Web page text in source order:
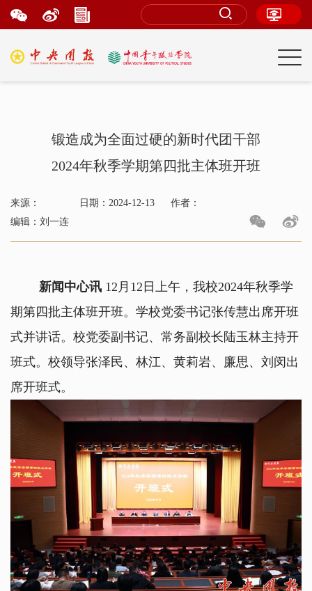
锻造成为全面过硬的新时代团干部
2024年秋季学期第四批主体班开班
来源： 日期：2024-12-13
作者：
编辑：刘一连
新闻中心讯 12月12日上午，我校2024年秋季学
期第四批主体班开班。学校党委书记张传慧出席开班
式并讲话。校党委副书记、常务副校长陆玉林主持开
班式。校领导张泽民、林江、黄莉岩、廉思、刘闵出
席开班式。